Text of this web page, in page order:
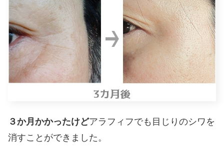
３か月かかったけどアラフィフでも目じりのシワを
消すことができました。